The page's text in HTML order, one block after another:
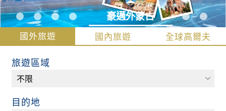
豪邁外蒙古
國外旅遊 國內旅遊 全球高爾夫
旅遊區域
目的地